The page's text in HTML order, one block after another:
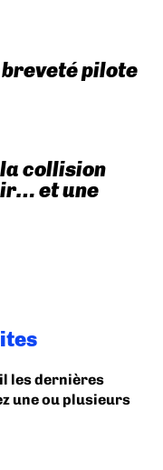
breveté pilote
la collision
et une
les dernières
une ou plusieurs